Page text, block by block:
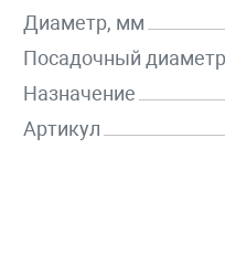
Диаметр, мм
Посадочный
Назначение
Артикул